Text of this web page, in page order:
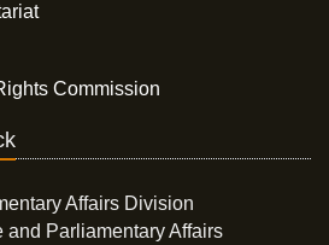
Commission
Affairs Division
and Parliamentary Affairs